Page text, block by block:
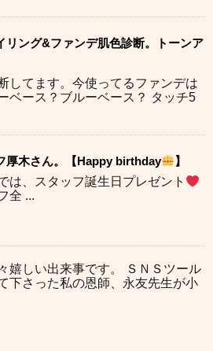
リング&ファンデ肌色診断。トーンア
してます。今使ってるファンデは
ベース？ブルーベース？ タッチ5
厚木さん。【Happy birthday
】
は、スタッフ誕生日プレゼント
全 ...
嬉しい出来事です。 ＳＮＳツール
下さった私の恩師、永友先生が小